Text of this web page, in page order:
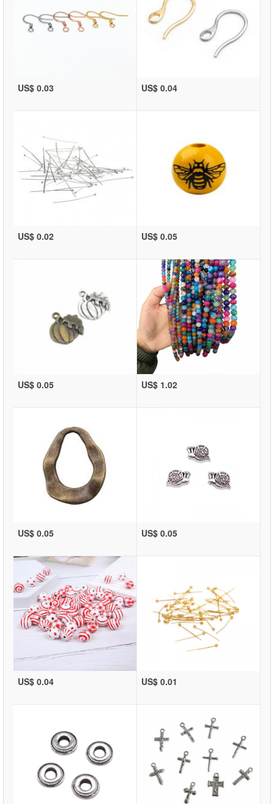
US$ 0.03 US$ 0.04
US$ 0.02 US$ 0.05
US$ 0.05 US$ 1.02
US$ 0.05 US$ 0.05
US$ 0.04 US$ 0.01